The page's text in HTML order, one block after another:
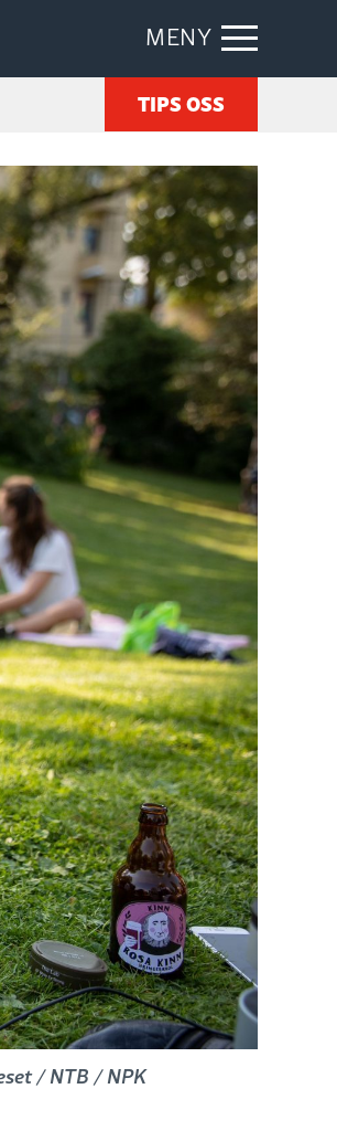
MENY
TIPS OSS
/ NTB / NPK